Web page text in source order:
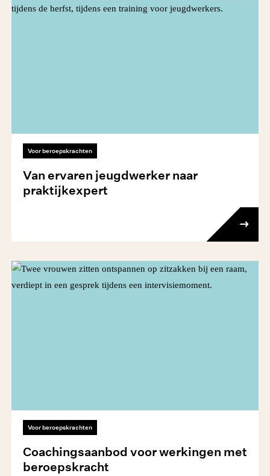
Voor beroepskrachten
Van ervaren jeugdwerker naar
praktijkexpert
Voor beroepskrachten
Coachingsaanbod voor werkingen met
beroepskracht